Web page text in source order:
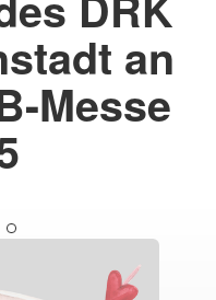
an
Messe